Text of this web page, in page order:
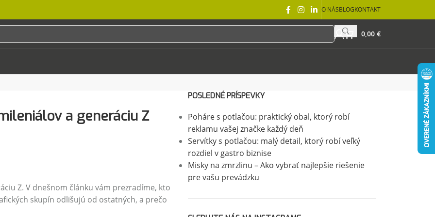
O NÁSBLOGKONTAKT
0,00 €
a generáciu Z
Z. V dnešnom článku vám prezradíme, kto
skupín odlišujú od ostatných, a prečo
POSLEDNÉ PRÍSPEVKY
Poháre s potlačou: praktický obal, ktorý robí
reklamu vašej značke každý deň
Servítky s potlačou: malý detail, ktorý robí veľký
rozdiel v gastro biznise
Misky na zmrzlinu – Ako vybrať najlepšie riešenie
pre vašu prevádzku